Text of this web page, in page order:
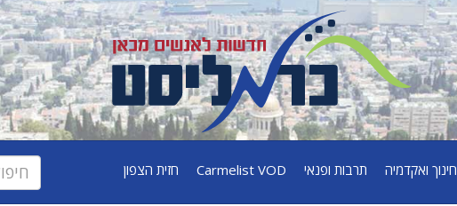
חינוך ואקדמיה תרבות ופנאי Carmelist VOD חזית הצפון